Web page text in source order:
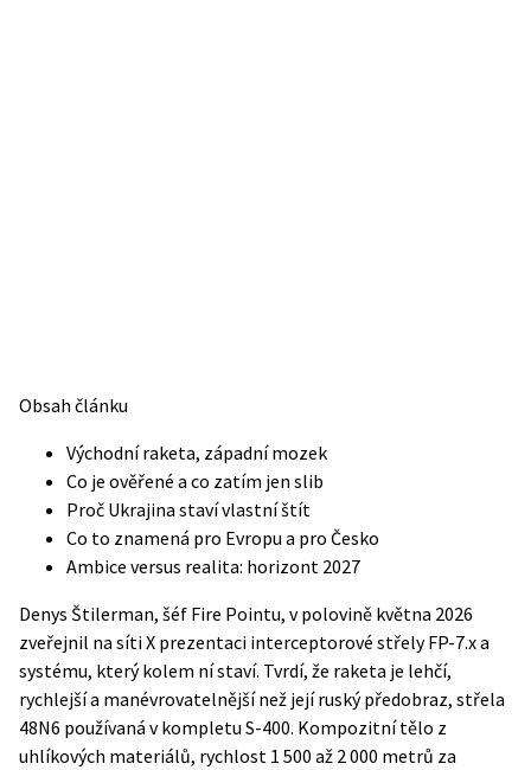
Obsah článku
Východní raketa, západní mozek
Co je ověřené a co zatím jen slib
Proč Ukrajina staví vlastní štít
Co to znamená pro Evropu a pro Česko
Ambice versus realita: horizont 2027
Denys Štilerman, šéf Fire Pointu, v polovině května 2026
zveřejnil na síti X prezentaci interceptorové střely FP-7.x a
systému, který kolem ní staví. Tvrdí, že raketa je lehčí,
rychlejší a manévrovatelnější než její ruský předobraz, střela
48N6 používaná v kompletu S-400. Kompozitní tělo z
uhlíkových materiálů, rychlost 1 500 až 2 000 metrů za